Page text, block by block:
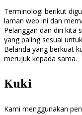
Terminologi berikut
laman web ini dan
Pelanggan dan diri kita
yang paling sesuai
Belanda yang berkuat
merujuk kepada sama.
Kuki
Kami menggunakan